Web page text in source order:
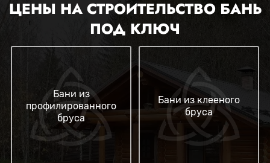
ЦЕНЫ НА СТРОИТЕЛЬСТВО БАНЬ
ПОД КЛЮЧ
Бани из
профилированного
бруса
Бани из клееного
бруса